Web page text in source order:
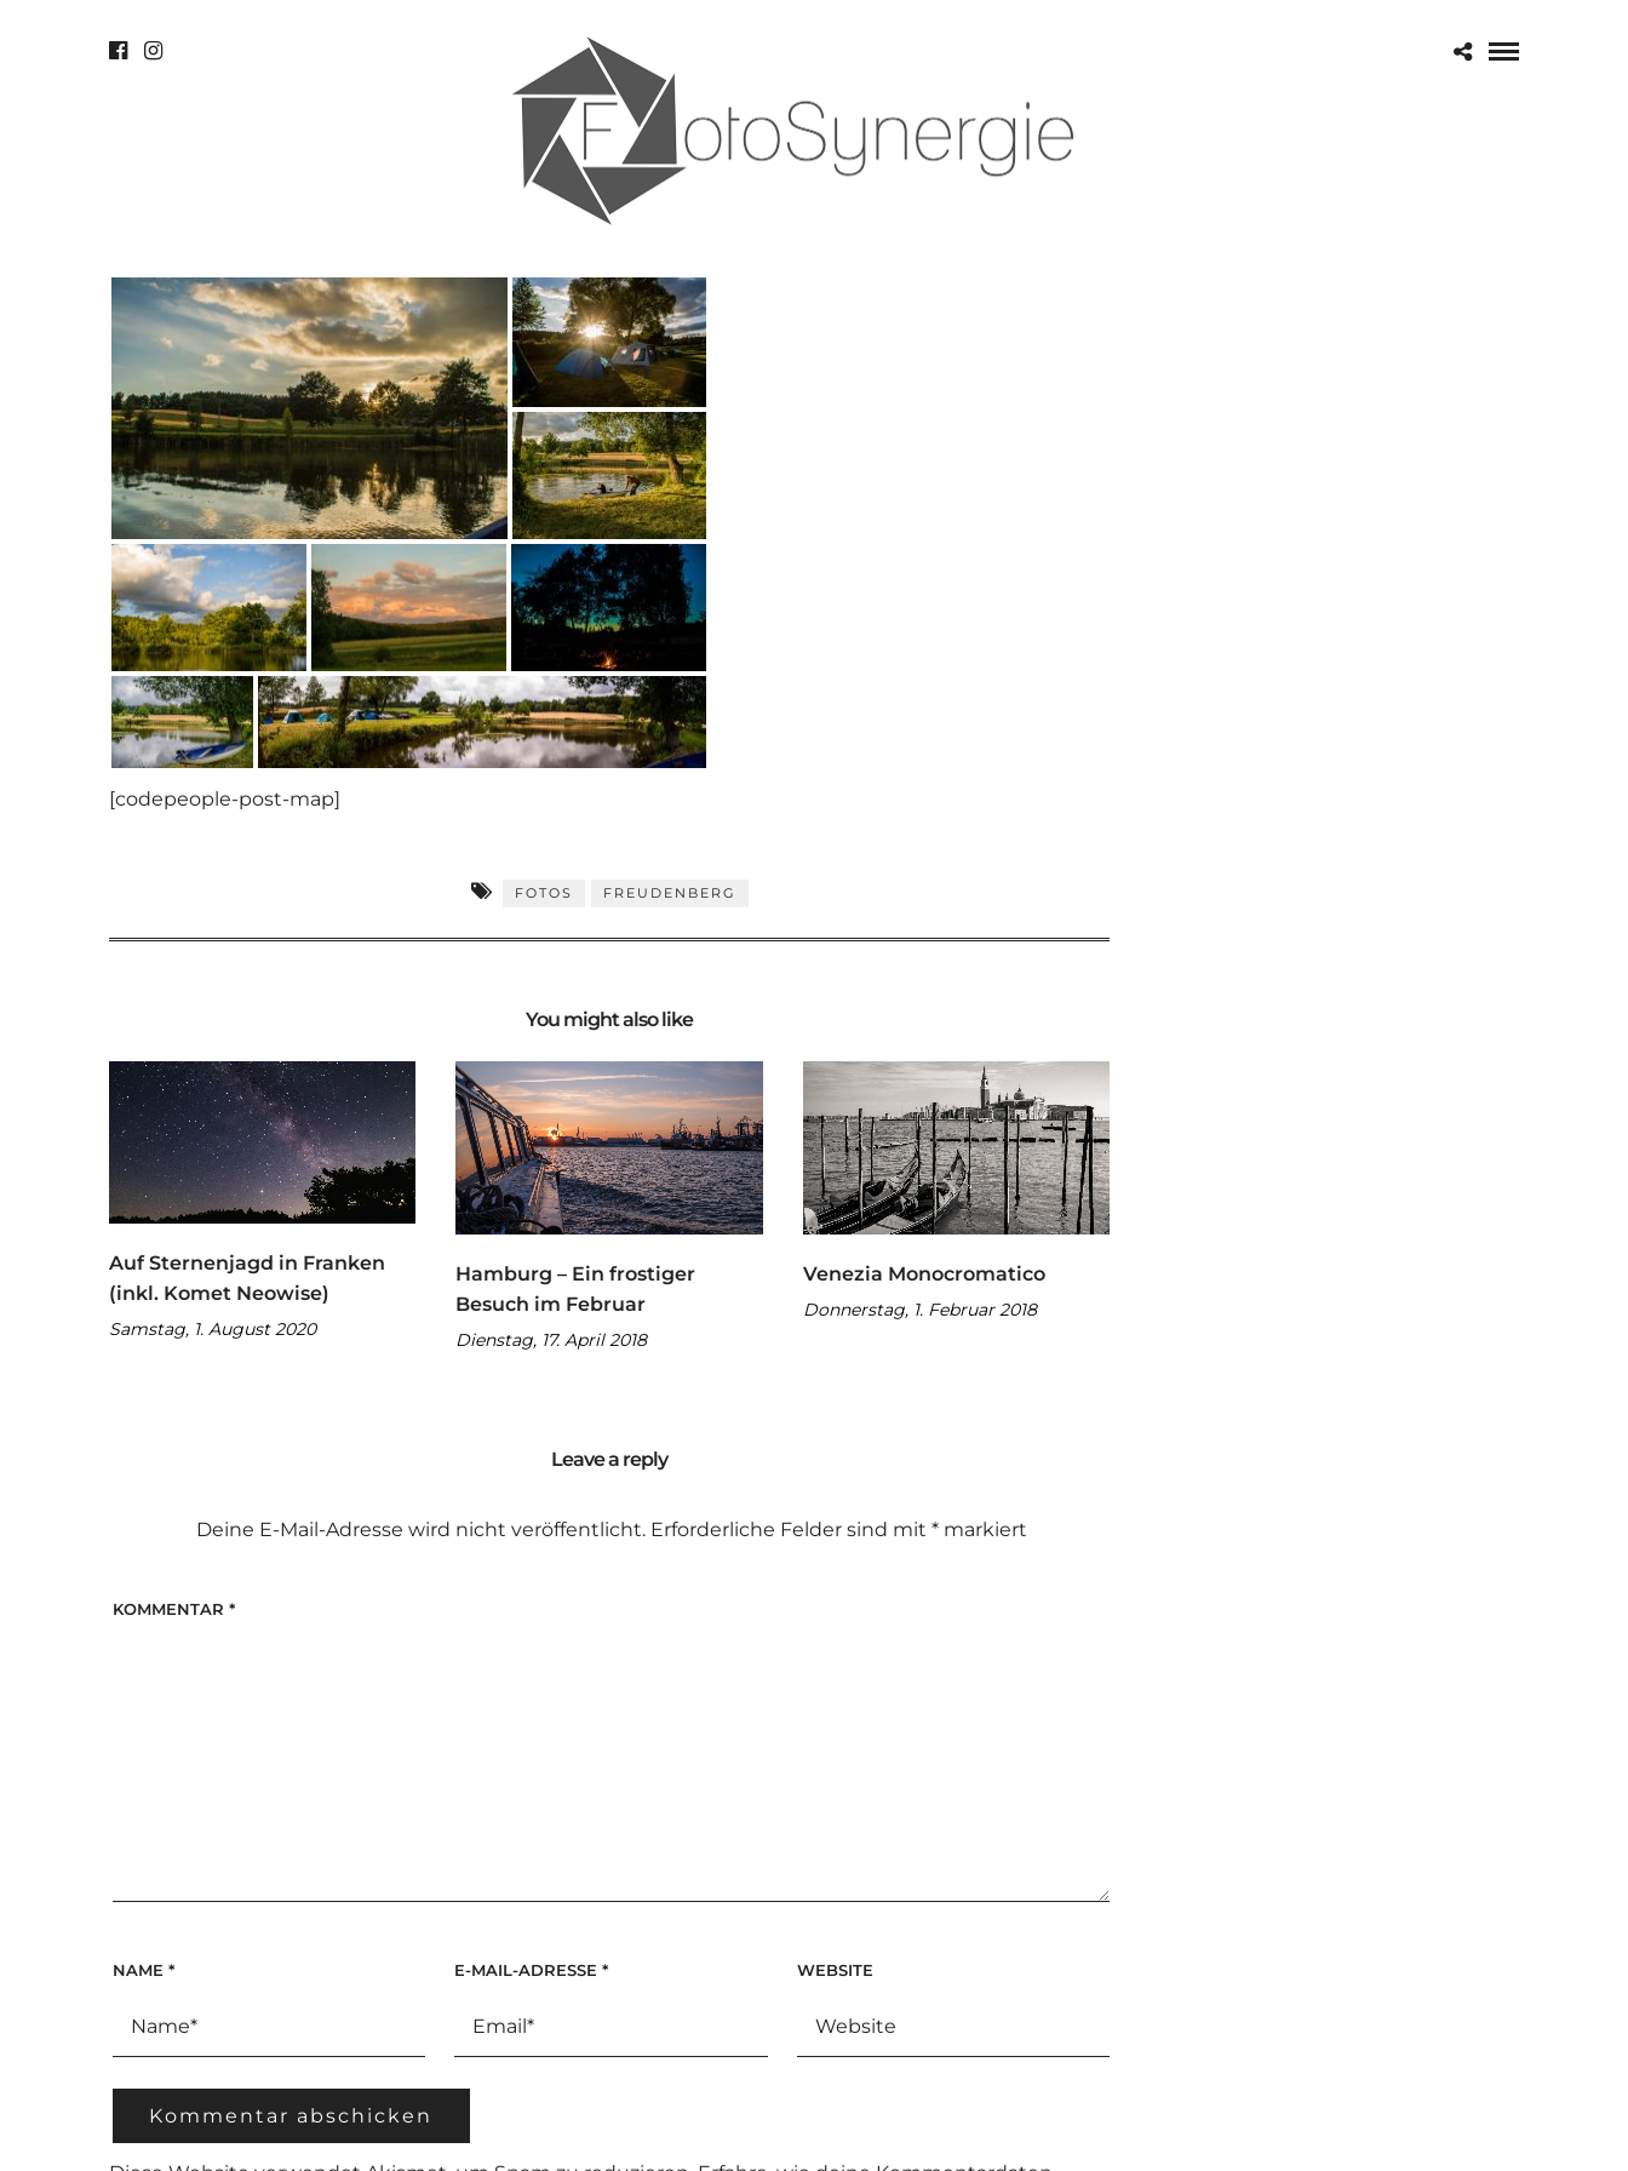
[codepeople-post-map]
FOTOS FREUDENBERG
You might also like
Auf Sternenjagd in Franken
(inkl. Komet Neowise)
Samstag, 1. August 2020
Hamburg – Ein frostiger
Besuch im Februar
Dienstag, 17. April 2018
Venezia Monocromatico
Donnerstag, 1. Februar 2018
Leave a reply
Deine E-Mail-Adresse wird nicht veröffentlicht. Erforderliche Felder sind mit *markiert
KOMMENTAR *
NAME * E-MAIL-ADRESSE* WEBSITE